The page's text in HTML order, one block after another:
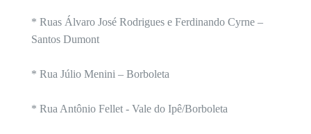
* Ruas Álvaro José Rodrigues e Ferdinando Cyrne –
Santos Dumont
* Rua Júlio Menini – Borboleta
* Rua Antônio Fellet - Vale do Ipê/Borboleta